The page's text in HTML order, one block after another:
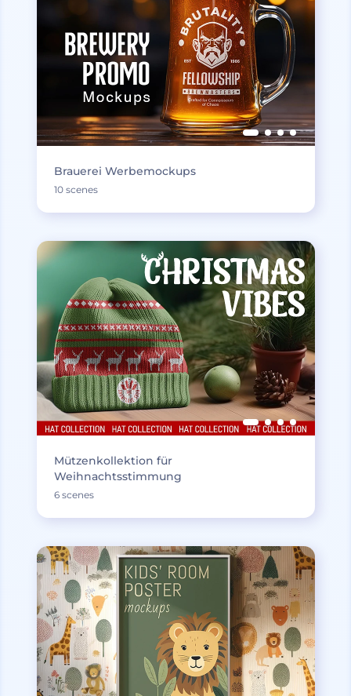
Brauerei Werbemockups
10 scenes
Mützenkollektion für
Weihnachtsstimmung
6 scenes